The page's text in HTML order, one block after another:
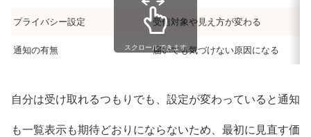
プライバシー設定 受信対象や見え方が変わる
通知の有無 届いても気づけない原因になる
スクロールできます
自分は受け取れるつもりでも、設定が変わっていると通知
も一覧表示も期待どおりにならないため、最初に見直す価